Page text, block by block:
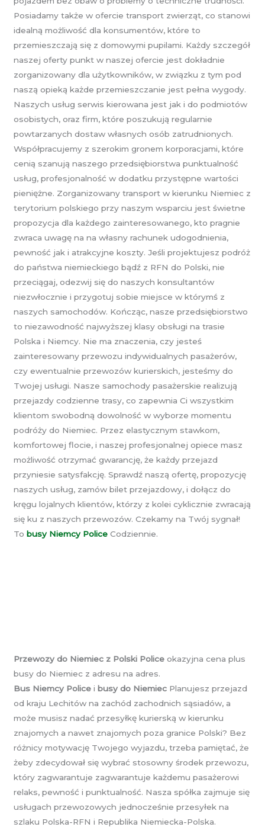
Posiadamy także w ofercie transport zwierząt, co stanowi
idealną możliwość dla konsumentów, które to
przemieszczają się z domowymi pupilami. Każdy szczegół
naszej oferty punkt w naszej ofercie jest dokładnie
zorganizowany dla użytkowników, w związku z tym pod
naszą opieką każde przemieszczanie jest pełna wygody.
Naszych usług serwis kierowana jest jak i do podmiotów
osobistych, oraz firm, które poszukują regularnie
powtarzanych dostaw własnych osób zatrudnionych.
Współpracujemy z szerokim gronem korporacjami, które
cenią szanują naszego przedsiębiorstwa punktualność
usług, profesjonalność w dodatku przystępne wartości
pieniężne. Zorganizowany transport w kierunku Niemiec z
terytorium polskiego przy naszym wsparciu jest świetne
propozycja dla każdego zainteresowanego, kto pragnie
zwraca uwagę na na własny rachunek udogodnienia,
pewność jak i atrakcyjne koszty. Jeśli projektujesz podróż
do państwa niemieckiego bądź z RFN do Polski, nie
przeciągaj, odezwij się do naszych konsultantów
niezwłocznie i przygotuj sobie miejsce w którymś z
naszych samochodów. Kończąc, nasze przedsiębiorstwo
to niezawodność najwyższej klasy obsługi na trasie
Polska i Niemcy. Nie ma znaczenia, czy jesteś
zainteresowany przewozu indywidualnych pasażerów,
czy ewentualnie przewozów kurierskich, jesteśmy do
Twojej usługi. Nasze samochody pasażerskie realizują
przejazdy codzienne trasy, co zapewnia Ci wszystkim
klientom swobodną dowolność w wyborze momentu
podróży do Niemiec. Przez elastycznym stawkom,
komfortowej flocie, i naszej profesjonalnej opiece masz
możliwość otrzymać gwarancję, że każdy przejazd
przyniesie satysfakcję. Sprawdź naszą ofertę, propozycję
naszych usług, zamów bilet przejazdowy, i dołącz do
kręgu lojalnych klientów, którzy z kolei cyklicznie zwracają
się ku z naszych przewozów. Czekamy na Twój sygnał!
To busy Niemcy Police Codziennie.
Przewozy do Niemiec z Polski Police okazyjna cena plus
busy do Niemiec z adresu na adres.
Bus Niemcy Police i busy do Niemiec Planujesz przejazd
od kraju Lechitów na zachód zachodnich sąsiadów, a
może musisz nadać przesyłkę kurierską w kierunku
znajomych a nawet znajomych poza granice Polski? Bez
różnicy motywację Twojego wyjazdu, trzeba pamiętać, że
żeby zdecydował się wybrać stosowny środek przewozu,
który zagwarantuje zagwarantuje każdemu pasażerowi
relaks, pewność i punktualność. Nasza spółka zajmuje się
usługach przewozowych jednocześnie przesyłek na
szlaku Polska-RFN i Republika Niemiecka-Polska.